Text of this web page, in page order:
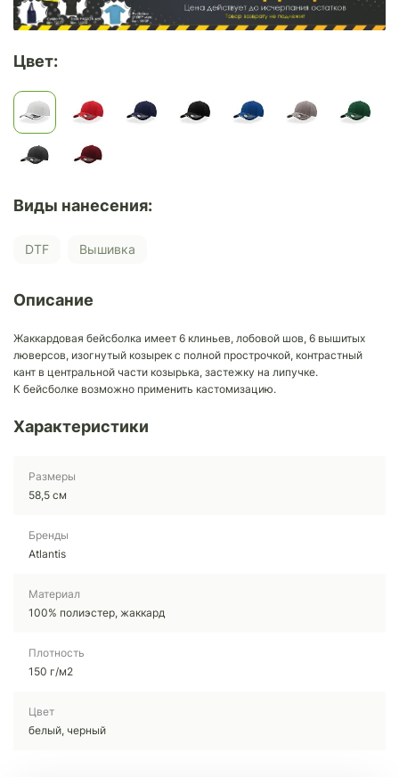
Цвет:
Виды нанесения:
DTF Вышивка
Описание
Жаккардовая бейсболка имеет 6 клиньев, лобовой шов, 6 вышитых
люверсов, изогнутый козырек с полной прострочкой, контрастный
кант в центральной части козырька, застежку на липучке.
К бейсболке возможно применить кастомизацию.
Характеристики
Размеры
58,5 см
Бренды
Atlantis
Материал
100% полиэстер, жаккард
Плотность
150 г/м2
Цвет
белый, черный